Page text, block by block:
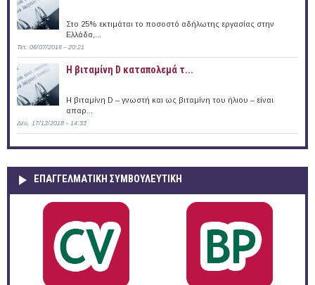
Στο 25% εκτιμάται το ποσοστό αδήλωτης εργασίας στην
Ελλάδα,...
Τετ, 06/07/2016 - 20:21
Η βιταμίνη D καταπολεμά τ...
Η βιταμίνη D – γνωστή και ως βιταμίνη του ήλιου – είναι
απαρ...
Δευ, 17/12/2018 - 14:33
ΕΠΑΓΓΕΛΜΑΤΙΚΉ ΣΥΜΒΟΥΛΕΥΤΙΚΉ